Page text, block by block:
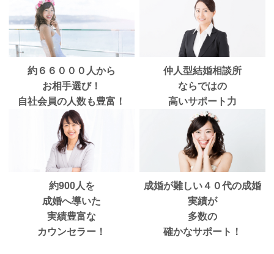
約６６０００人から
お相手選び！
自社会員の人数も豊富！
仲人型結婚相談所
ならではの
高いサポート力
約900人を
成婚へ導いた
実績豊富な
カウンセラー！
成婚が難しい４０代の成婚
実績が
多数の
確かなサポート！